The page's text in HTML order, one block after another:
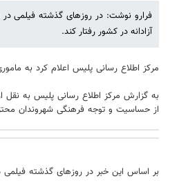
فرارو نوشت: در روزهای گذشته فیلمی
آزادانه در کشور رفتار کند.
مرکز اطلاع رسانی پلیس اعلام کرد به
به گزارش مرکز اطلاع رسانی پلیس به نقل
از حساسیت و توجه فرهنگی شهروندان
بر اساس این خبر در روزهای گذشته